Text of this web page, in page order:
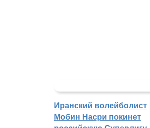
Иранский волейболист
Мобин Насри покинет